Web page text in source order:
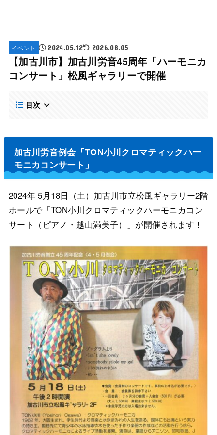
イベント 2024.05.12 2026.08.05
【加古川市】加古川労音45周年「ハーモニカ
コンサート」松風ギャラリーで開催
目次
加古川労音例会「TON小川クロマティックハー
モニカコンサート」
2024年 5月18日（土）加古川市立松風ギャラリー2階
ホールで「TON小川クロマティックハーモニカコン
サート（ピアノ・越山満美子）」が開催されます！